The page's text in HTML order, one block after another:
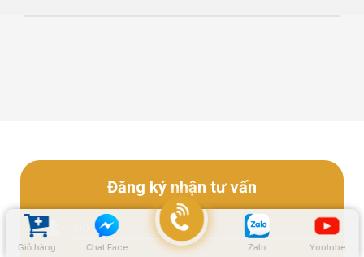
Giỏ hàng Chat Face Zalo Youtube
Đăng ký nhận tư vấn